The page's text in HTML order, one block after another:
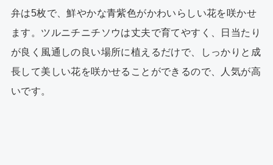
弁は5枚で、鮮やかな青紫色がかわいらしい花を咲かせ
ます。ツルニチニチソウは丈夫で育てやすく、日当たり
が良く風通しの良い場所に植えるだけで、しっかりと成
長して美しい花を咲かせることができるので、人気が高
いです。